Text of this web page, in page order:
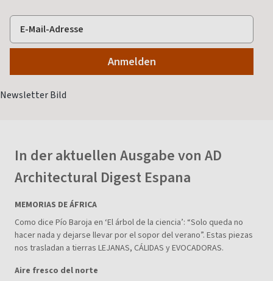
In der aktuellen Ausgabe von AD
Architectural Digest Espana
MEMORIAS DE ÁFRICA
Como dice Pío Baroja en ‘El árbol de la ciencia’: “Solo queda no
hacer nada y dejarse llevar por el sopor del verano”. Estas piezas
nos trasladan a tierras LEJANAS, CÁLIDAS y EVOCADORAS.
Aire fresco del norte